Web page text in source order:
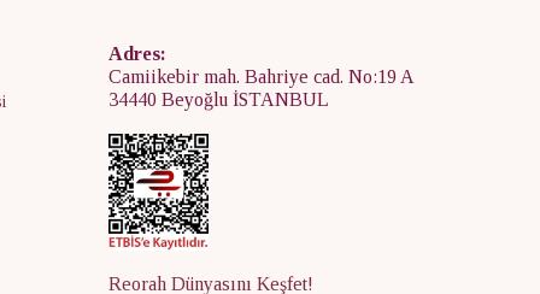
Adres:
Camiikebir mah. Bahriye cad. No:19 A
34440 Beyoğlu İSTANBUL
Reorah Dünyasını Keşfet!